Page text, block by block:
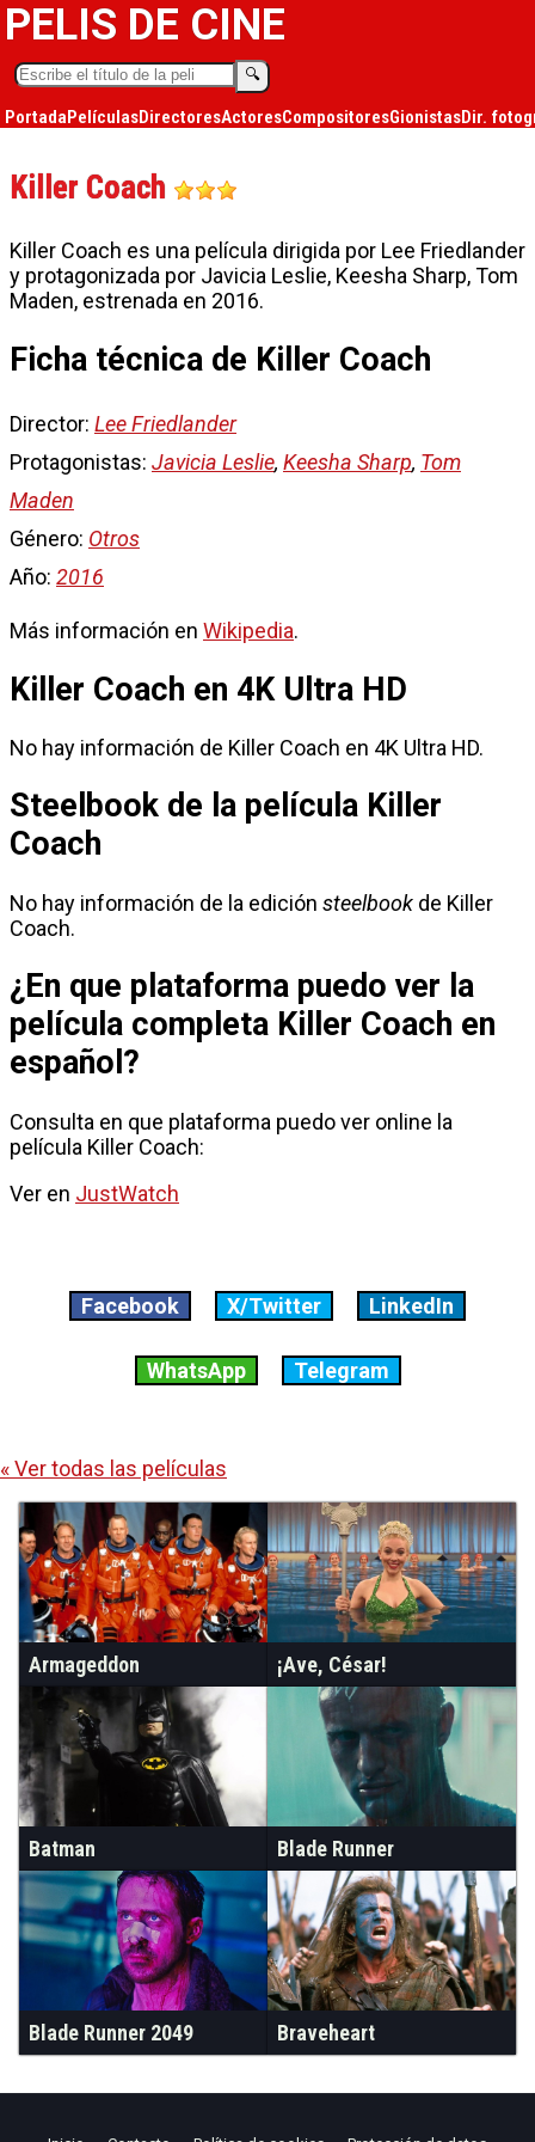
PELIS DE CINE
🔍︎
PortadaPelículasDirectoresActoresCompositoresGionistasDir.
Killer Coach
Killer Coach es una película dirigida por Lee Friedlander
y protagonizada por Javicia Leslie, Keesha Sharp, Tom
Maden, estrenada en 2016.
Ficha técnica de Killer Coach
Director: Lee Friedlander
Protagonistas: Javicia Leslie, Keesha Sharp, Tom
Maden
Género: Otros
Año: 2016
Más información en Wikipedia.
Killer Coach en 4K Ultra HD
No hay información de Killer Coach en 4K Ultra HD.
Steelbook de la película Killer
Coach
No hay información de la edición steelbook de Killer
Coach.
¿En que plataforma puedo ver la
película completa Killer Coach en
español?
Consulta en que plataforma puedo ver online la
película Killer Coach:
Ver en JustWatch
Facebook X/Twitter LinkedIn
WhatsApp Telegram
« Ver todas las películas
Armageddon ¡Ave, César!
Batman Blade Runner
Blade Runner 2049 Braveheart